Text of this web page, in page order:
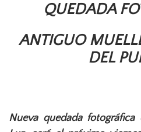
QUEDADA
ANTIGUO
DEL
Nueva quedada